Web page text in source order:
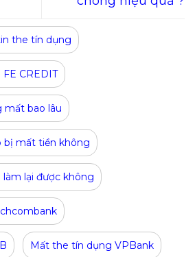
the tín dụng
CREDIT
mất bao lâu
bị mất tiền không
lại được không
Mất the tín dụng VPBank